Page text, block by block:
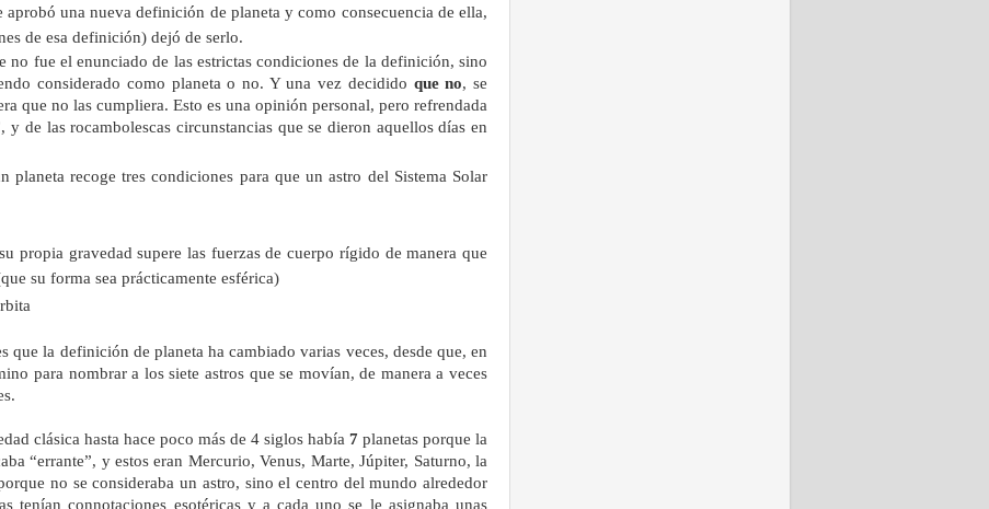
aprobó una nueva definición de planeta y como consecuencia de ella,
de esa definición) dejó de serlo.
no fue el enunciado de las estrictas condiciones de la definición, sino
considerado como planeta o no. Y una vez decidido que no, se
que no las cumpliera. Esto es una opinión personal, pero refrendada
de las rocambolescas circunstancias que se dieron aquellos días en
recoge tres condiciones para que un astro del Sistema Solar
propia gravedad supere las fuerzas de cuerpo rígido de manera que
su forma sea prácticamente esférica)
que la definición de planeta ha cambiado varias veces, desde que, en
para nombrar a los siete astros que se movían, de manera a veces
clásica hasta hace poco más de 4 siglos había 7 planetas porque la
“errante”, y estos eran Mercurio, Venus, Marte, Júpiter, Saturno, la
no se consideraba un astro, sino el centro del mundo alrededor
tenían connotaciones esotéricas y a cada uno se le asignaba unas